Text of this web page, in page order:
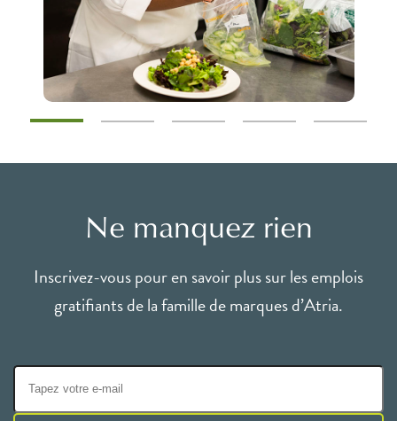
Ne manquez rien
Inscrivez-vous pour en savoir plus sur les emplois
gratifiants de la famille de marques d’Atria.